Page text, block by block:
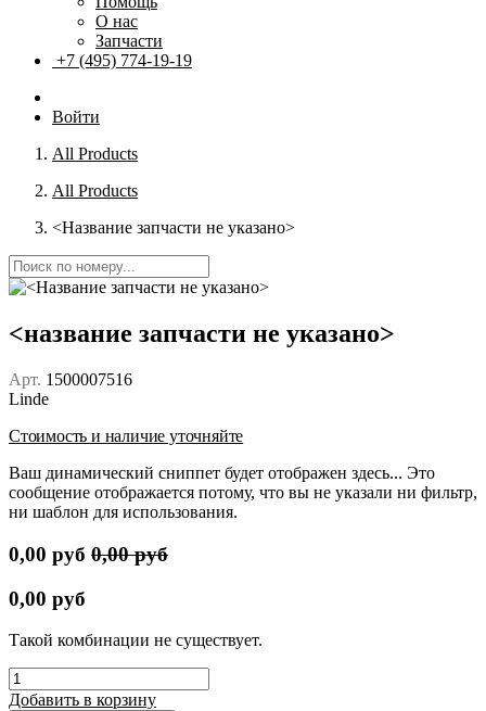
О нас
Запчасти
+7 (495) 774-19-19
Войти
All Products
All Products
<Название запчасти не указано>
<название запчасти не указано>
Арт. 1500007516
Linde
Стоимость и наличие уточняйте
Ваш динамический сниппет будет отображен здесь... Это
сообщение отображается потому, что вы не указали ни фильтр,
ни шаблон для использования.
0,00 руб 0,00руб
0,00 руб
Такой комбинации не существует.
Добавить в корзину